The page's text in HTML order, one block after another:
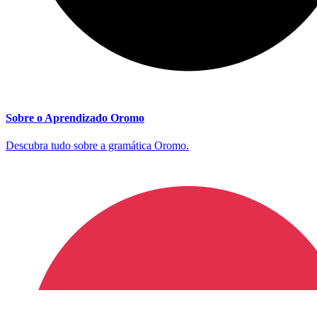
Sobre o Aprendizado Oromo
Descubra tudo sobre a gramática Oromo.